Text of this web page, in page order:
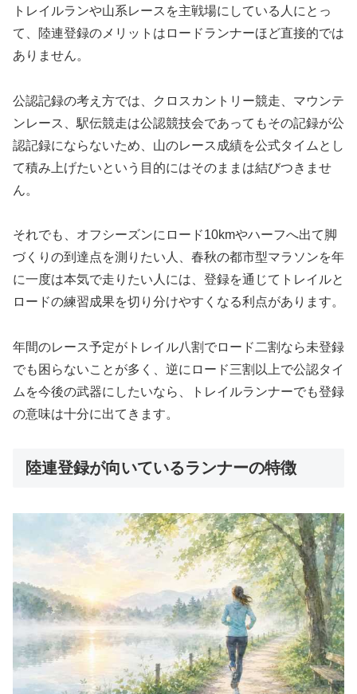
トレイルランや山系レースを主戦場にしている人にとっ
て、陸連登録のメリットはロードランナーほど直接的では
ありません。
公認記録の考え方では、クロスカントリー競走、マウンテ
ンレース、駅伝競走は公認競技会であってもその記録が公
認記録にならないため、山のレース成績を公式タイムとし
て積み上げたいという目的にはそのままは結びつきませ
ん。
それでも、オフシーズンにロード10kmやハーフへ出て脚
づくりの到達点を測りたい人、春秋の都市型マラソンを年
に一度は本気で走りたい人には、登録を通じてトレイルと
ロードの練習成果を切り分けやすくなる利点があります。
年間のレース予定がトレイル八割でロード二割なら未登録
でも困らないことが多く、逆にロード三割以上で公認タイ
ムを今後の武器にしたいなら、トレイルランナーでも登録
の意味は十分に出てきます。
陸連登録が向いているランナーの特徴